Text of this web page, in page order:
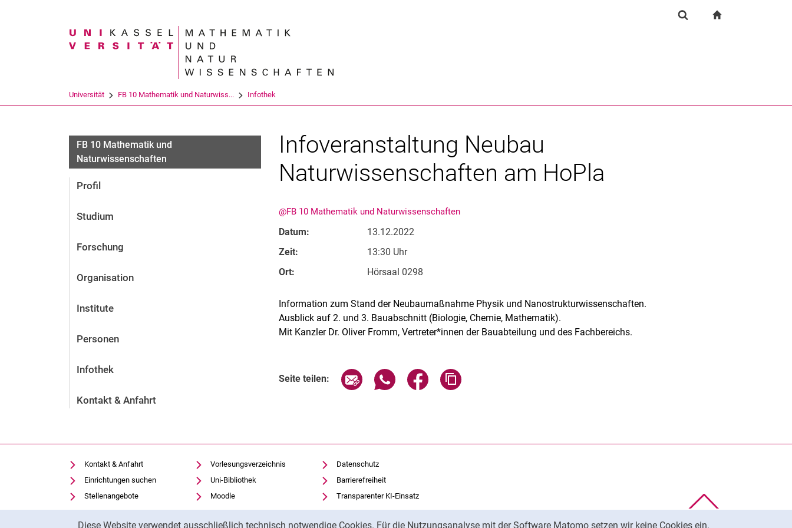
Diese Website verwendet ausschließlich technisch notwendige Cookies. Für die Nutzungsanalyse mit der Software Matomo setzen wir keine Cookies ein.
Suchbegriff
Universität FB 10 Mathematik und Naturwiss... Infothek
FB 10 Mathematik und
Naturwissenschaften
Profil
Studium
Forschung
Organisation
Institute
Personen
Infothek
Kontakt & Anfahrt
Infoveranstaltung Neubau
Naturwissenschaften am HoPla
@FB 10 Mathematik und Naturwissenschaften
Datum:
13.12.2022
Zeit:
13:30 Uhr
Ort:
Hörsaal 0298
Information zum Stand der Neubaumaßnahme Physik und Nanostrukturwissenschaften.
Ausblick auf 2. und 3. Bauabschnitt (Biologie, Chemie, Mathematik).
Mit Kanzler Dr. Oliver Fromm, Vertreter*innen der Bauabteilung und des Fachbereichs.
Seite teilen: Seite über E-Mail teilen
Seite über WhatsApp teilen (externer Link, öffnet neues Fenster)
Seite über Facebook teilen (externer Link, öffnet neues Fenster)
Kontakt & Anfahrt
Einrichtungen suchen
Stellenangebote
Cookie-Einstellungen
Vorlesungsverzeichnis
Uni-Bibliothek
Moodle
Panopto
Datenschutz
Barrierefreiheit
Transparenter KI-Einsatz
Impressum